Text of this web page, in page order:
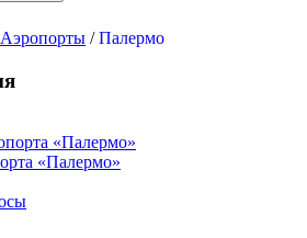
Аэропорты /Палермо
«Палермо»
«Палермо»